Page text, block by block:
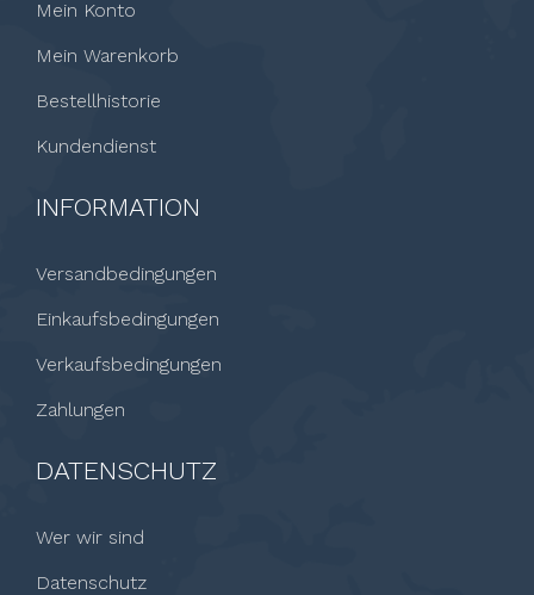
Mein Konto
Mein Warenkorb
Bestellhistorie
Kundendienst
INFORMATION
Versandbedingungen
Einkaufsbedingungen
Verkaufsbedingungen
Zahlungen
DATENSCHUTZ
Wer wir sind
Datenschutz